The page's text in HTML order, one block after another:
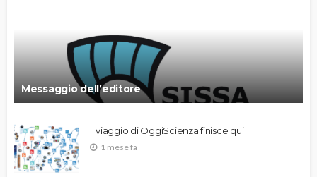
Messaggio dell’editore
Il viaggio di OggiScienza finisce qui
1 mese fa